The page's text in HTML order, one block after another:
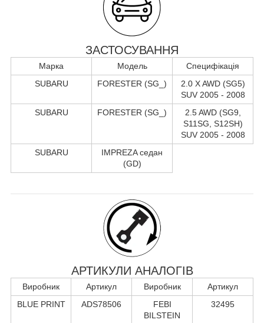
ЗАСТОСУВАННЯ
Марка Модель
Специфікація
SUBARU
FORESTER (SG_)
2.0 X AWD (SG5)
SUV 2005 - 2008
SUBARU
FORESTER (SG_)
2.5 AWD (SG9,
S11SG, S12SH)
SUV 2005 - 2008
SUBARU
IMPREZA седан
(GD)
АРТИКУЛИ АНАЛОГІВ
Виробник Артикул Виробник
Артикул
BLUE PRINT
ADS78506
FEBI
BILSTEIN
32495